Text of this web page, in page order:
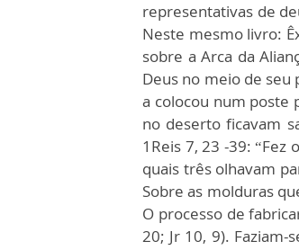
representativas de
Neste mesmo livro:
sobre a Arca da
Deus no meio de
a colocou num poste
no deserto ficavam
1Reis 7, 23 -39:
quais três olhavam
Sobre as molduras
O processo de
20; Jr 10, 9).